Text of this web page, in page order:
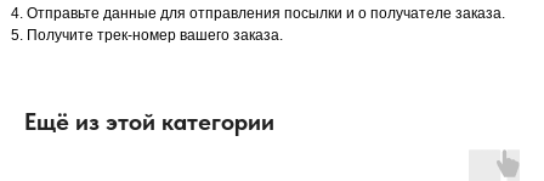
Отправьте данные для отправления посылки и о получателе заказа.
Получите трек-номер вашего заказа.
Ещё из этой категории